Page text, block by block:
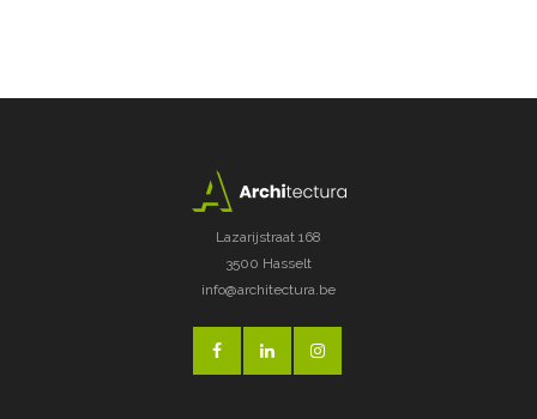
Lazarijstraat 168
3500 Hasselt
info@architectura.be